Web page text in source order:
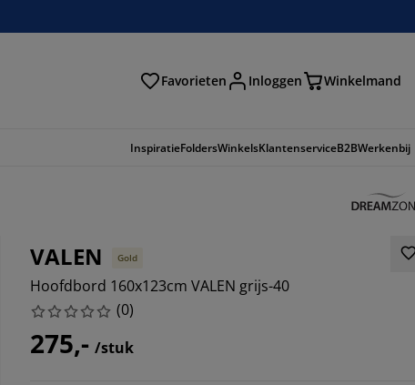
Favorieten Inloggen Winkelmand
InspiratieFoldersWinkelsKlantenserviceB2BWerkenbij
VALEN Gold
Hoofdbord 160x123cm VALEN grijs-40
(0)
275,- /stuk